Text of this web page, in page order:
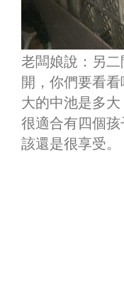
老闆娘說：另
開，你們要看
大的中池是多
很適合有四個
該還是很享受。